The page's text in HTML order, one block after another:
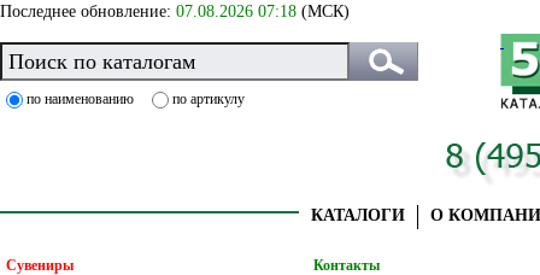
КАТАЛОГИ О
по наименованию по артикулу
Последнее обновление: 07.08.2026 07:18 (МСК)
Сувениры
Контакты